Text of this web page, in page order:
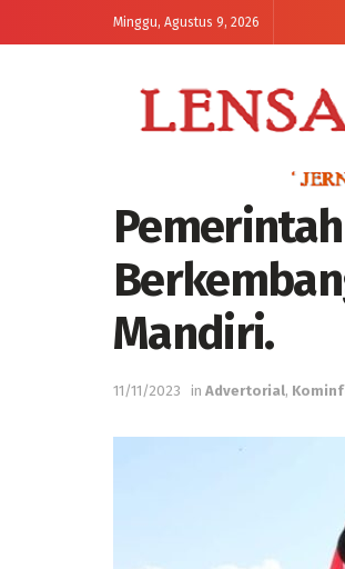
Minggu, Agustus 9, 2026
Mandiri.
11/11/2023 in Advertorial,